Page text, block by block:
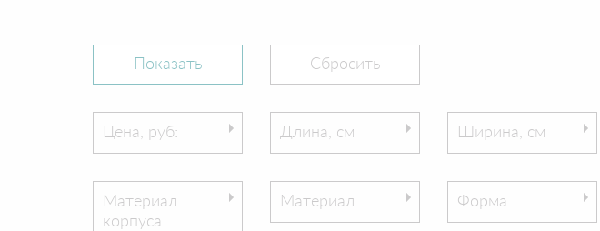
Цена, руб: Длина, см Ширина, см
Материал
корпуса
Материал Форма